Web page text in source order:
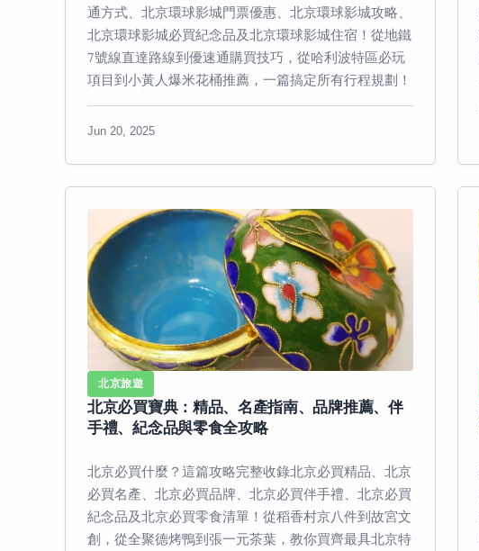
通方式、北京環球影城門票優惠、北京環球影城攻略、
北京環球影城必買紀念品及北京環球影城住宿！從地鐵
7號線直達路線到優速通購買技巧，從哈利波特區必玩
項目到小黃人爆米花桶推薦，一篇搞定所有行程規劃！
Jun 20, 2025
北京旅遊
北京必買寶典：精品、名產指南、品牌推薦、伴
手禮、紀念品與零食全攻略
北京必買什麼？這篇攻略完整收錄北京必買精品、北京
必買名產、北京必買品牌、北京必買伴手禮、北京必買
紀念品及北京必買零食清單！從稻香村京八件到故宮文
創，從全聚德烤鴨到張一元茶葉，教你買齊最具北京特